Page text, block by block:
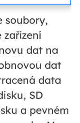
soubory,
zařízení
dat na
dat
data
SD
a pevném